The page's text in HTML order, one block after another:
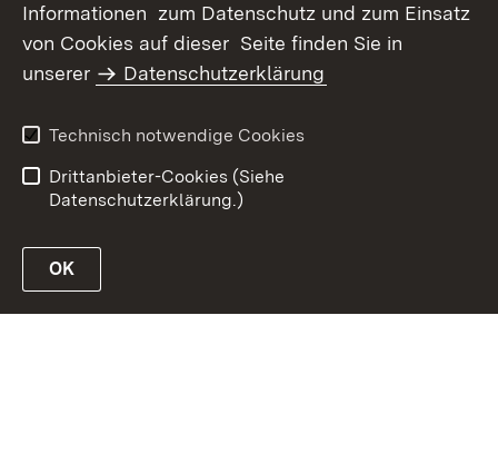
Link zur Website des MLR Baden-Württemberg
Barrierefreiheit
Informationen zum Datenschutz und zum Einsatz
von Cookies auf dieser Seite finden Sie in
unserer
Datenschutzerklärung
Technisch notwendige Cookies
Drittanbieter-Cookies (Siehe
Datenschutzerklärung.)
OK